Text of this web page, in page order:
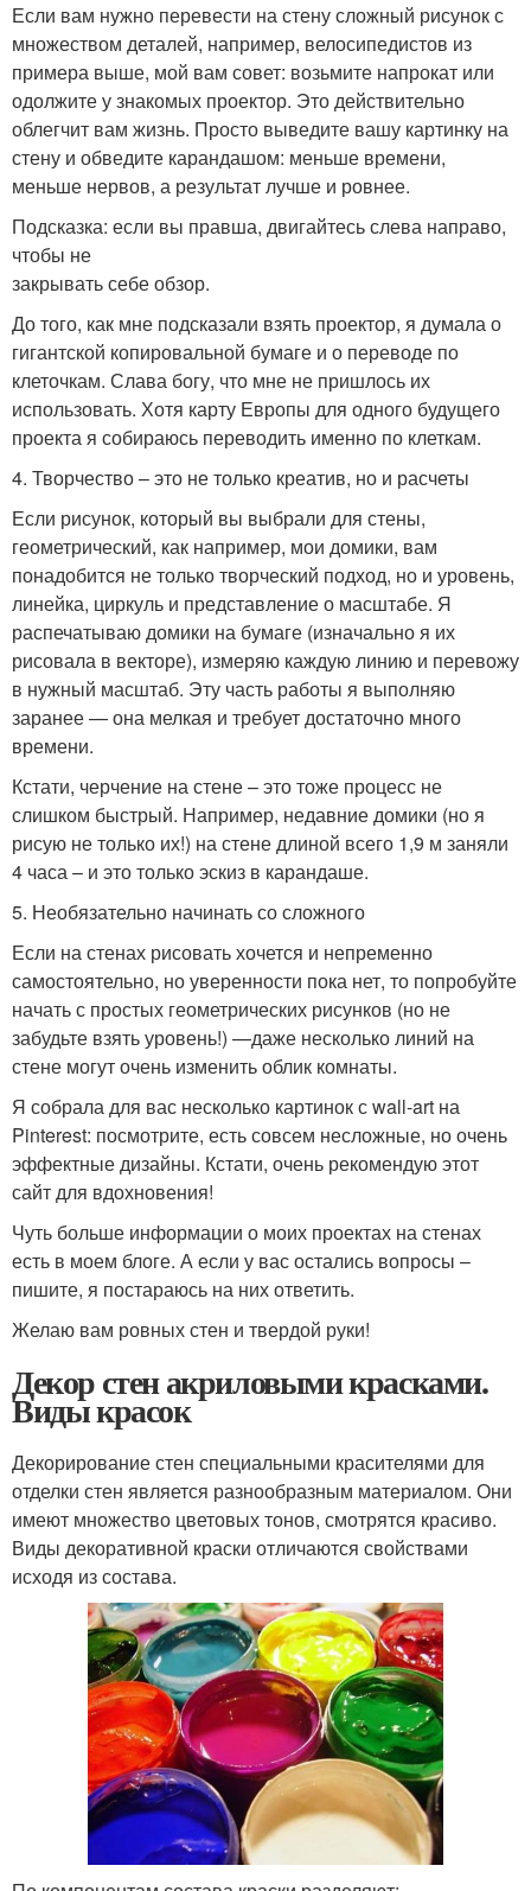
Если вам нужно перевести на стену сложный рисунок с
множеством деталей, например, велосипедистов из
примера выше, мой вам совет: возьмите напрокат или
одолжите у знакомых проектор. Это действительно
облегчит вам жизнь. Просто выведите вашу картинку на
стену и обведите карандашом: меньше времени,
меньше нервов, а результат лучше и ровнее.
Подсказка: если вы правша, двигайтесь слева направо,
чтобы не
закрывать себе обзор.
До того, как мне подсказали взять проектор, я думала о
гигантской копировальной бумаге и о переводе по
клеточкам. Слава богу, что мне не пришлось их
использовать. Хотя карту Европы для одного будущего
проекта я собираюсь переводить именно по клеткам.
4. Творчество – это не только креатив, но и расчеты
Если рисунок, который вы выбрали для стены,
геометрический, как например, мои домики, вам
понадобится не только творческий подход, но и уровень,
линейка, циркуль и представление о масштабе. Я
распечатываю домики на бумаге (изначально я их
рисовала в векторе), измеряю каждую линию и перевожу
в нужный масштаб. Эту часть работы я выполняю
заранее — она мелкая и требует достаточно много
времени.
Кстати, черчение на стене – это тоже процесс не
слишком быстрый. Например, недавние домики (но я
рисую не только их!) на стене длиной всего 1,9 м заняли
4 часа – и это только эскиз в карандаше.
5. Необязательно начинать со сложного
Если на стенах рисовать хочется и непременно
самостоятельно, но уверенности пока нет, то попробуйте
начать с простых геометрических рисунков (но не
забудьте взять уровень!) —даже несколько линий на
стене могут очень изменить облик комнаты.
Я собрала для вас несколько картинок с wall-art на
Pinterest: посмотрите, есть совсем несложные, но очень
эффектные дизайны. Кстати, очень рекомендую этот
сайт для вдохновения!
Чуть больше информации о моих проектах на стенах
есть в моем блоге. А если у вас остались вопросы –
пишите, я постараюсь на них ответить.
Желаю вам ровных стен и твердой руки!
Декор стен акриловыми красками.
Виды красок
Декорирование стен специальными красителями для
отделки стен является разнообразным материалом. Они
имеют множество цветовых тонов, смотрятся красиво.
Виды декоративной краски отличаются свойствами
исходя из состава.